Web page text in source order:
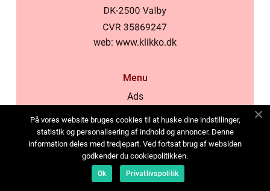
web: www.klikko.dk
Menu
Ads
Cookies
Contact
Sitemap
På vores website bruges cookies til at huske dine indstillinger,
statistik og personalisering af indhold og annoncer. Denne
information deles med tredjepart. Ved fortsat brug af websiden
godkender du cookiepolitikken.
Ok Privatlivspolitik